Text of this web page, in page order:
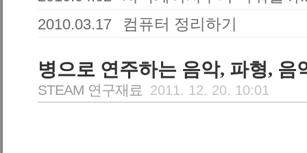
2010.03.17 컴퓨터 정리하기
병으로 연주하는 음악, 파형, 음
STEAM 연구재료 2011. 12. 20. 10:01